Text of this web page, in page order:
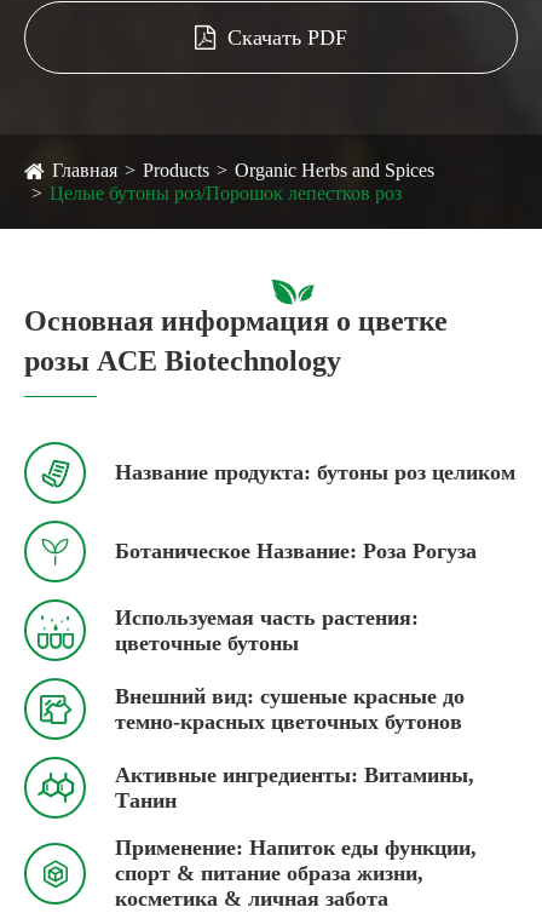
Скачать PDF
Главная Products
Organic Herbs and Spices
Целые бутоны роз/Порошок лепестков роз
Основная информация о цветке
розы ACE Biotechnology
 Название продукта: бутоны роз целиком
 Ботаническое Название: Роза Рогуза

Используемая часть растения:
цветочные бутоны

Внешний вид: сушеные красные до
темно-красных цветочных бутонов

Активные ингредиенты: Витамины,
Танин

Применение: Напиток еды функции,
спорт & питание образа жизни,
косметика & личная забота